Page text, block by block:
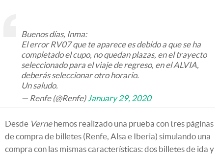
Buenos días, Inma:
El error RV07 que te aparece es debido a que se ha
completado el cupo, no quedan plazas, en el trayecto
seleccionado para el viaje de regreso, en el ALVIA,
deberás seleccionar otro horario.
Un saludo.
— Renfe (@Renfe) January 29, 2020
Desde Vernehemos realizado una prueba con tres páginas
de compra de billetes (Renfe, Alsa e Iberia) simulando una
compra con las mismas características: dos billetes de ida y